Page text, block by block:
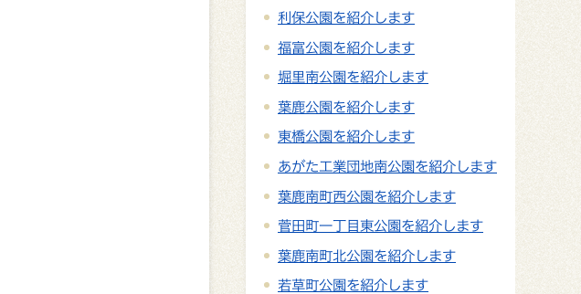
利保公園を紹介します
福富公園を紹介します
堀里南公園を紹介します
葉鹿公園を紹介します
東橋公園を紹介します
あがた工業団地南公園を紹介します
葉鹿南町西公園を紹介します
菅田町一丁目東公園を紹介します
葉鹿南町北公園を紹介します
若草町公園を紹介します